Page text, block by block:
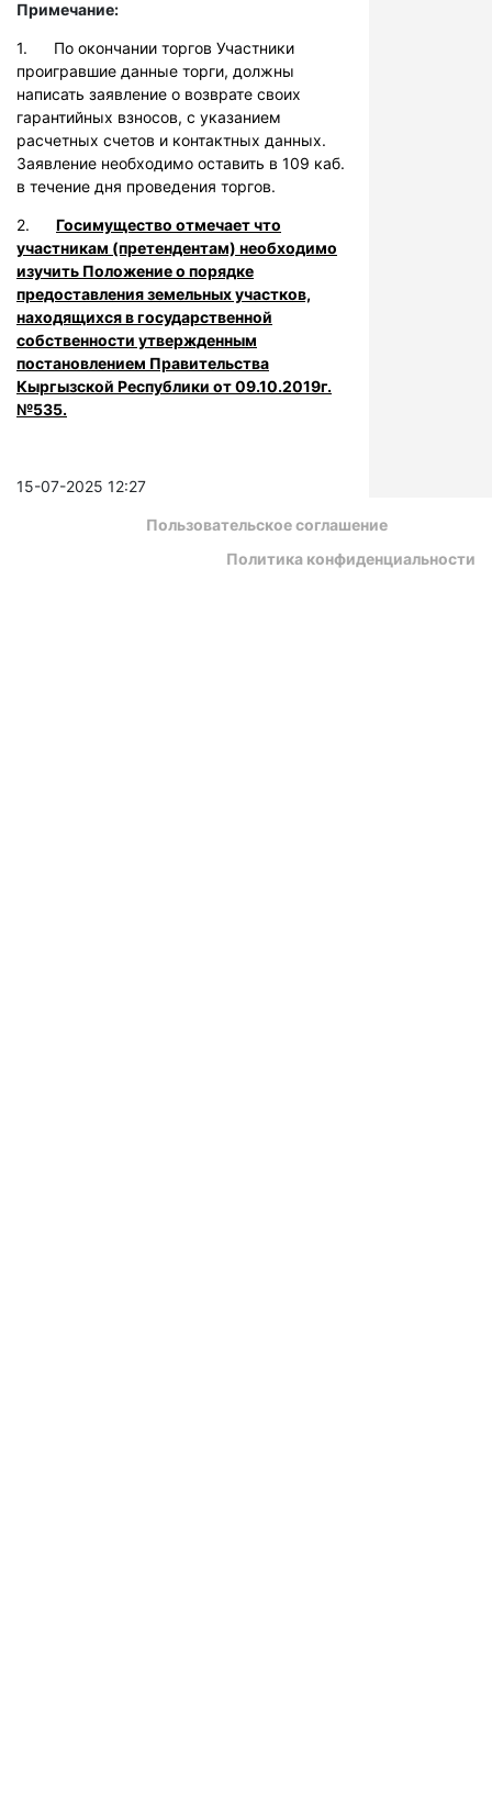
Примечание:
1. По окончании торгов Участники
проигравшие данные торги, должны
написать заявление о возврате своих
гарантийных взносов, с указанием
расчетных счетов и контактных данных.
Заявление необходимо оставить в 109 каб.
в течение дня проведения торгов.
2. Госимущество отмечает что
участникам (претендентам) необходимо
изучить Положение о порядке
предоставления земельных участков,
находящихся в государственной
собственности утвержденным
постановлением Правительства
Кыргызской Республики от 09.10.2019г.
№535.
15-07-2025 12:27
Пользовательское соглашение
Политика конфиденциальности